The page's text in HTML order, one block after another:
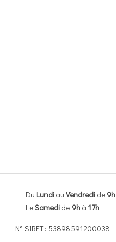
Du Lundi au Vendredi de 9h
LeSamedi de 9h à 17h
N° SIRET : 53898591200038